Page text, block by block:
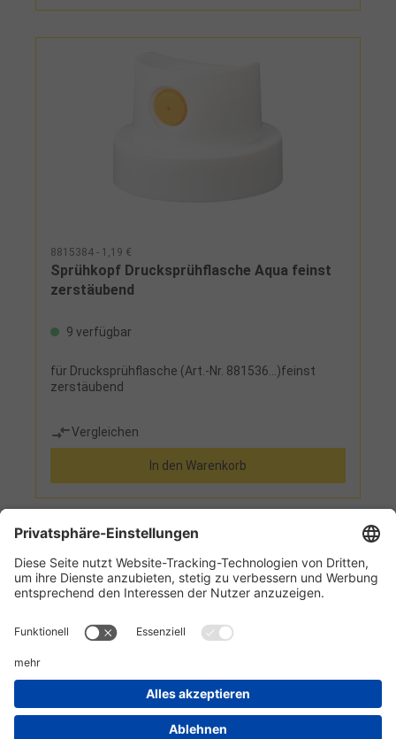
8815384 - 1,19 €
Sprühkopf Drucksprühflasche Aqua feinst
zerstäubend
9 verfügbar
für Drucksprühflasche (Art.-Nr. 881536...)feinst
zerstäubend
Vergleichen
In den Warenkorb
1 2 3
Informationen
Kundenservice